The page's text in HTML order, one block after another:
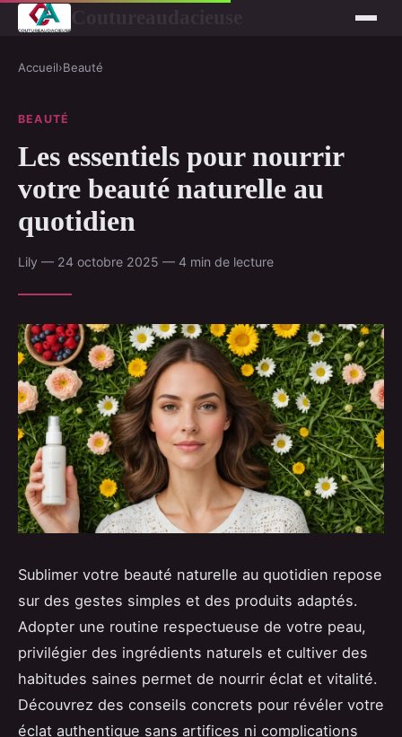
Accueil›Beauté
BEAUTÉ
Les essentiels pour nourrir
votre beauté naturelle au
quotidien
Lily — 24 octobre 2025 — 4 min de lecture
Sublimer votre beauté naturelle au quotidien repose
sur des gestes simples et des produits adaptés.
Adopter une routine respectueuse de votre peau,
privilégier des ingrédients naturels et cultiver des
habitudes saines permet de nourrir éclat et vitalité.
Découvrez des conseils concrets pour révéler votre
éclat authentique sans artifices ni complications